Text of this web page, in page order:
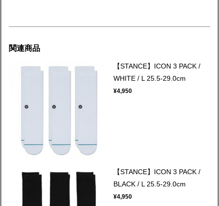
関連商品
【STANCE】ICON 3 PACK /
WHITE / L 25.5-29.0cm
¥4,950
【STANCE】ICON 3 PACK /
BLACK / L 25.5-29.0cm
¥4,950